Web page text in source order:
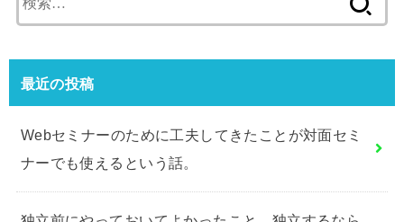
索:
最近の投稿
Webセミナーのために工夫してきたことが対面セミ
ナーでも使えるという話。